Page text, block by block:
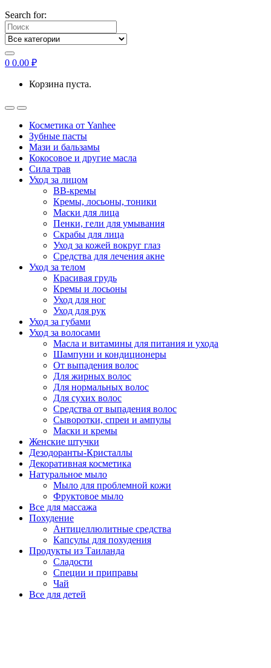
Search for:
0 0.00 ₽
Корзина пуста.
Косметика от Yanhee
Зубные пасты
Мази и бальзамы
Кокосовое и другие масла
Сила трав
Уход за лицом
BB-кремы
Кремы, лосьоны, тоники
Маски для лица
Пенки, гели для умывания
Скрабы для лица
Уход за кожей вокруг глаз
Средства для лечения акне
Уход за телом
Красивая грудь
Кремы и лосьоны
Уход для ног
Уход для рук
Уход за губами
Уход за волосами
Масла и витамины для питания и ухода
Шампуни и кондиционеры
От выпадения волос
Для жирных волос
Для нормальных волос
Для сухих волос
Средства от выпадения волос
Сыворотки, спреи и ампулы
Маски и кремы
Женские штучки
Дезодоранты-Кристаллы
Декоративная косметика
Натуральное мыло
Мыло для проблемной кожи
Фруктовое мыло
Все для массажа
Похудение
Антицеллюлитные средства
Капсулы для похудения
Продукты из Таиланда
Сладости
Специи и приправы
Чай
Все для детей